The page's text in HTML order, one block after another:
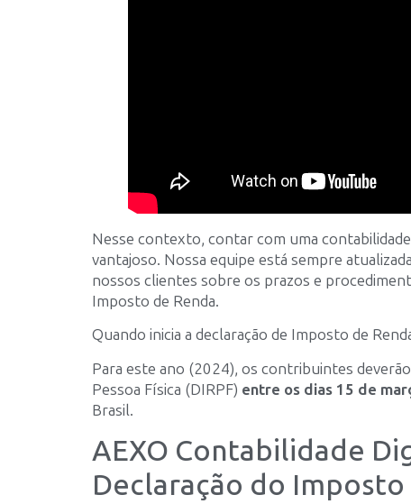
Nesse contexto, contar com uma
vantajoso. Nossa equipe está sempre
nossos clientes sobre os prazos e
Imposto de Renda.
Quando inicia a declaração de Imposto de
Para este ano (2024), os contribuintes
Pessoa Física (DIRPF) entre os dias 15 de
Brasil.
AEXO Contabilidade
Declaração do Imposto